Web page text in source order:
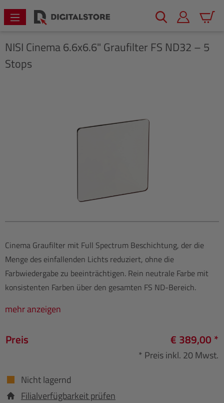
springen
NISI Cinema 6.6x6.6" Graufilter FS ND32 – 5
Stops
Cinema Graufilter mit Full Spectrum Beschichtung, der die
Menge des einfallenden Lichts reduziert, ohne die
Farbwiedergabe zu beeinträchtigen. Rein neutrale Farbe mit
konsistenten Farben über den gesamten FS ND-Bereich.
mehr anzeigen
Preis € 389,00 *
* Preis inkl. 20 Mwst.
Nicht lagernd
Filialverfügbarkeit prüfen